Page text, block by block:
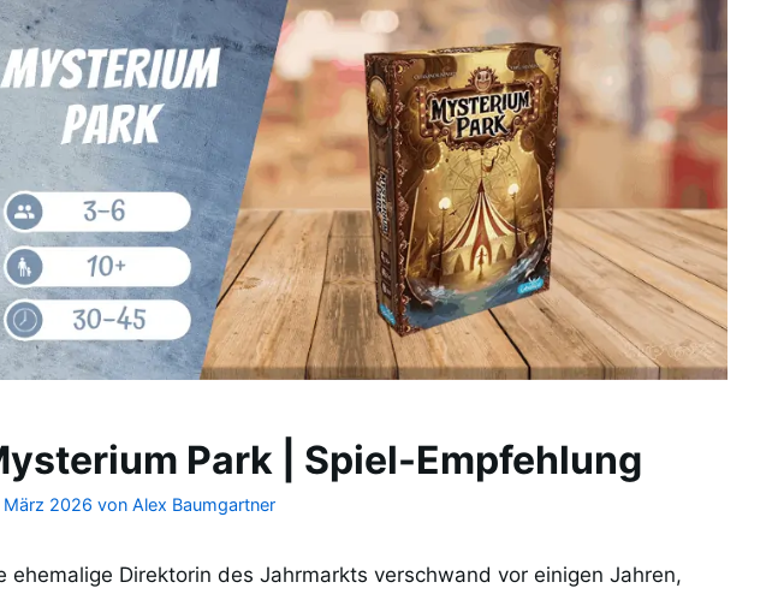
Park | Spiel-Empfehlung
März 2026 von Alex Baumgartner
ehemalige Direktorin des Jahrmarkts verschwand vor einigen Jahren,